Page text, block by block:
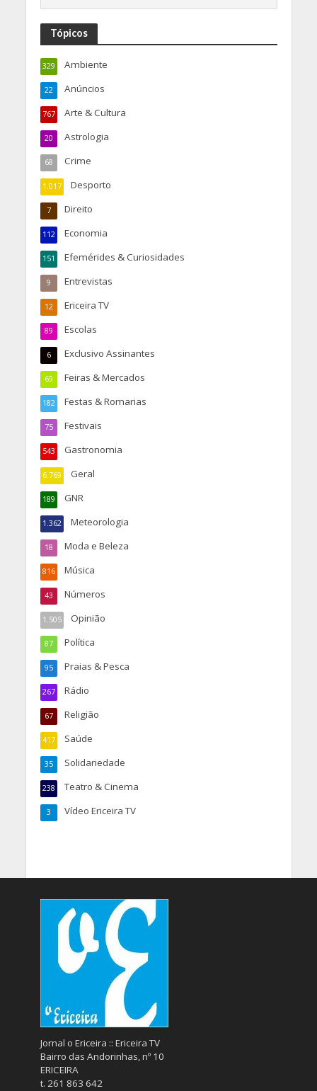
Tópicos
Ambiente
329
Anúncios
22
Arte & Cultura
767
Astrologia
20
Crime
68
Desporto
1.017
Direito
7
Economia
112
Efemérides & Curiosidades
151
Entrevistas
9
Ericeira TV
12
Escolas
89
Exclusivo Assinantes
6
Feiras & Mercados
69
Festas & Romarias
182
Festivais
75
Gastronomia
543
Geral
6.769
GNR
189
Meteorologia
1.362
Moda e Beleza
18
Música
816
Números
43
Opinião
1.505
Política
87
Praias & Pesca
95
Rádio
267
Religião
67
Saúde
417
Solidariedade
35
Teatro & Cinema
238
Vídeo Ericeira TV
3
Jornal o Ericeira :: Ericeira TV
Bairro das Andorinhas, nº 10
ERICEIRA
t. 261 863 642